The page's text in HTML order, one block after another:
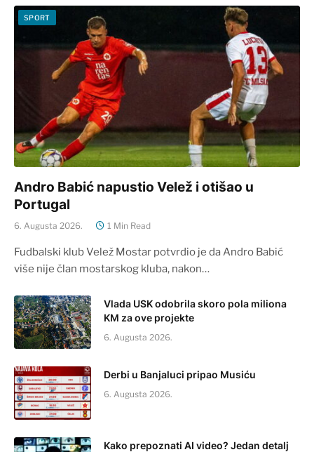
SPORT
Andro Babić napustio Velež i otišao u
Portugal
6. Augusta 2026. 1 Min Read
Fudbalski klub Velež Mostar potvrdio je da Andro Babić
više nije član mostarskog kluba, nakon…
Vlada USK odobrila skoro pola miliona
KM za ove projekte
6. Augusta 2026.
Derbi u Banjaluci pripao Musiću
6. Augusta 2026.
Kako prepoznati AI video? Jedan detalj